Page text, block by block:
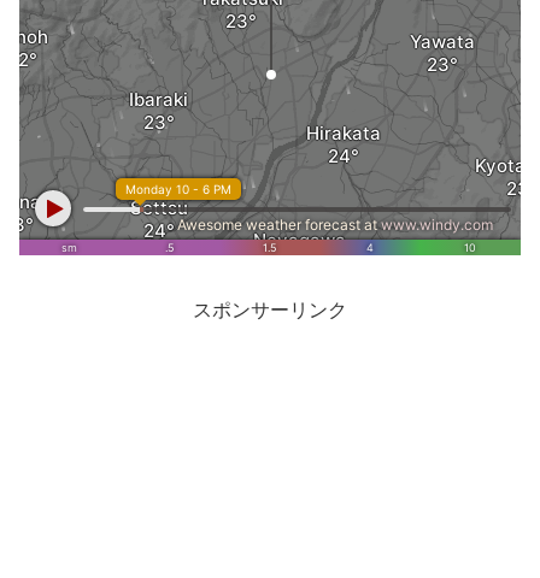
スポンサーリンク